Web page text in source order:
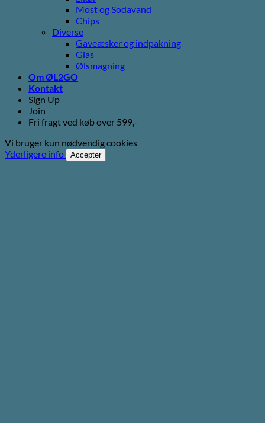
Most og Sodavand
Chips
Diverse
Gaveæsker og indpakning
Glas
Ølsmagning
Om ØL2GO
Kontakt
Sign Up
Join
Fri fragt ved køb over 599,-
Vi bruger kun nødvendig cookies
Yderligere info
Accepter